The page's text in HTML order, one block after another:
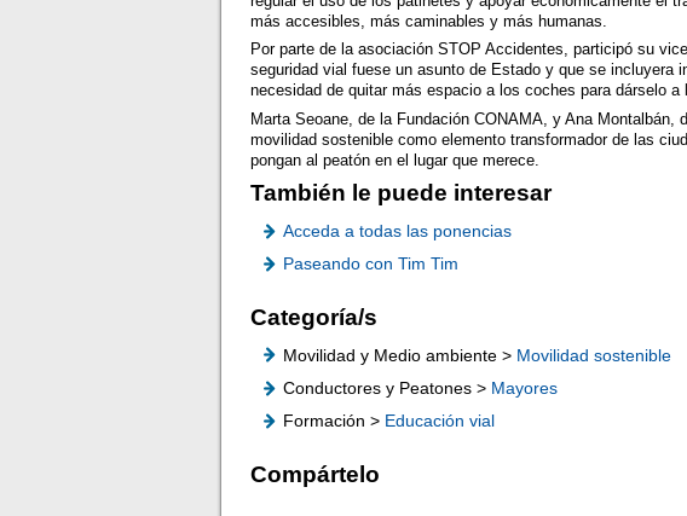
más accesibles, más caminables y más humanas.
Por parte de la asociación STOP Accidentes, participó su
seguridad vial fuese un asunto de Estado y que se incluyera
necesidad de quitar más espacio a los coches para dárselo a
Marta Seoane, de la Fundación CONAMA, y Ana Montalbán,
movilidad sostenible como elemento transformador de las
pongan al peatón en el lugar que merece.
También le puede interesar
Acceda a todas las ponencias
Paseando con Tim Tim
Categoría/s
Movilidad y Medio ambiente > Movilidad sostenible
Conductores y Peatones > Mayores
Formación > Educación vial
Compártelo